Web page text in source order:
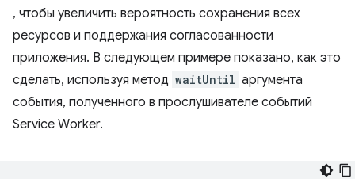
, чтобы увеличить вероятность сохранения всех
ресурсов и поддержания согласованности
приложения. В следующем примере показано, как это
сделать, используя метод waitUntil аргумента
события, полученного в прослушивателе событий
Service Worker.